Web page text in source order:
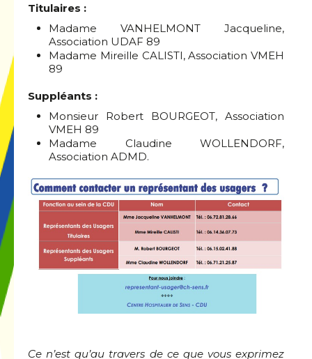
Titulaires :
Madame VANHELMONT Jacqueline,
Association UDAF 89
Madame Mireille CALISTI, Association VMEH
89
Suppléants :
Monsieur Robert BOURGEOT, Association
VMEH 89
Madame Claudine WOLLENDORF,
Association ADMD.
Ce n’est qu’au travers de ce que vous exprimez